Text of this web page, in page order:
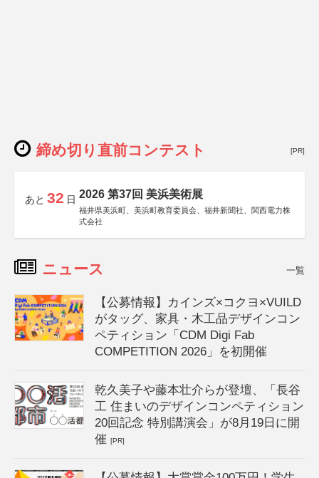
締め切り直前コンテスト [PR]
あと 32 日 2026 第37回 美浜美術展
福井県美浜町、美浜町教育委員会、福井新聞社、関西電力株
式会社
ニュース 一覧
【公募情報】カインズ×コクヨ×VUILD
がタッグ、家具・木工品デザインコン
ペティション「CDM Digi Fab
COMPETITION 2026」を初開催
乾久美子や藤本壮介らが登壇、「長谷
工 住まいのデザインコンペティション
20回記念 特別講演会」が8月19日に開
催[PR]